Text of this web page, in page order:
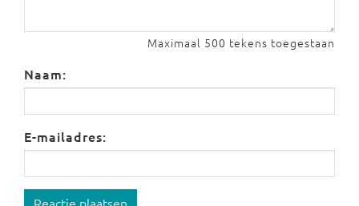
Maximaal 500 tekens toegestaan
Naam:
E-mailadres: